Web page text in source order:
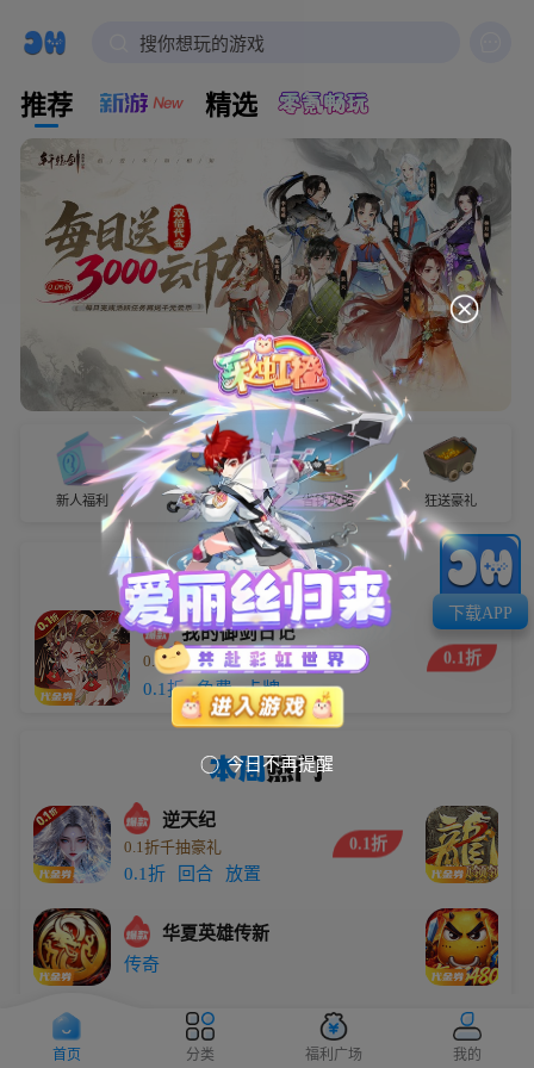
搜你想玩的游戏
推荐 精选
新人福利 试玩有奖 省钱攻略 狂送豪礼
小编推荐
我的御剑日记
0.1折每日送6480
5.9万
0.1折
免费 卡牌
0.1折
本周热门
逆天纪
0.1折千抽豪礼
0.1折 回合 放置
0.1折
华夏英雄传新
传奇
大圣
0.1折无限代金买断版 0.1折
下载APP
 今日不再提醒
首页 分类 福利广场 我的